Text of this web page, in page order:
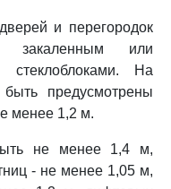
и перегородок
закаленным или
На
предусмотрены
менее 1,2 м.
не менее 1,4 м,
- не менее 1,05 м,